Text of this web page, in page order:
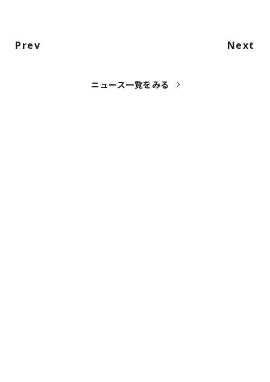
Prev Next
ニュース一覧をみる